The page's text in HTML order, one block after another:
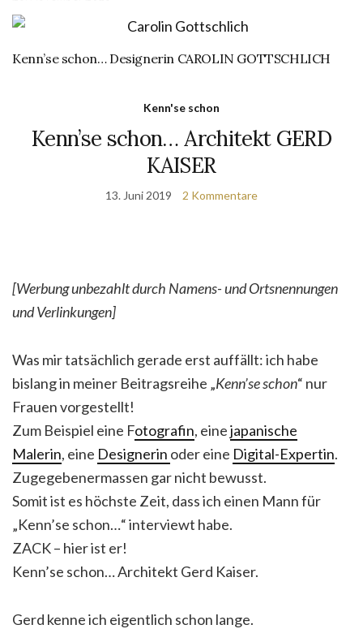
Kenn’se schon… Designerin CAROLIN GOTTSCHLICH
Kenn'se schon
Kenn’se schon… Architekt GERD
KAISER
13. Juni 2019 2 Kommentare
[Werbung unbezahlt durch Namens- und Ortsnennungen
und Verlinkungen]
Was mir tatsächlich gerade erst auffällt: ich habe
bislang in meiner Beitragsreihe „Kenn’se schon“ nur
Frauen vorgestellt!
Zum Beispiel eine Fotografin, einejapanische
Malerin, eine Designerin oder eine Digital-Expertin.
Zugegebenermassen gar nicht bewusst.
Somit ist es höchste Zeit, dass ich einen Mann für
„Kenn’se schon…“ interviewt habe.
ZACK – hier ist er!
Kenn’se schon… Architekt Gerd Kaiser.
Gerd kenne ich eigentlich schon lange.